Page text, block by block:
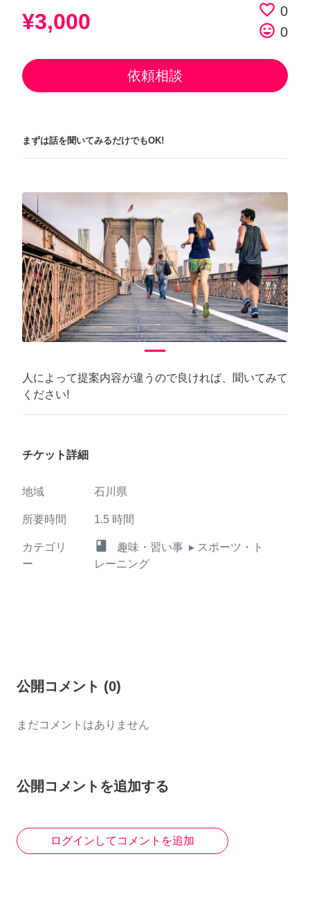
¥3,000 favorite_border 0
tag_faces 0
依頼相談
まずは話を聞いてみるだけでもOK!
arrow_back_iosPrevious arrow_forward_iosNext
人によって提案内容が違うので良ければ、聞いてみて
ください!
チケット詳細
地域 石川県
所要時間 1.5 時間
カテゴリ
ー
class 趣味・習い事 ▸ スポーツ・ト
レーニング
公開コメント (0)
まだコメントはありません
公開コメントを追加する
ログインしてコメントを追加